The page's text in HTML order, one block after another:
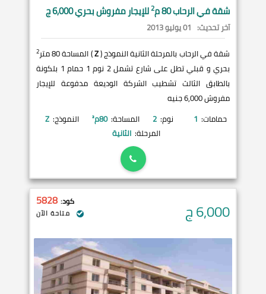
شقة فيالرحاب80 م 2للإيجار مفروش بحري 6,000 ج
آخر تحديث: 01 يوليو 2013
شقة في الرحاب بالمرحلة الثانية النموذج (Z) المساحة 80 متر 2
بحري و قبلي تطل على شارع تشمل 2 نوم 1 حمام 1 بلكونة
بالطابق الثالث تشطيب الشركة الوديعة مدفوعة للإيجار
مفروش 6,000 جنيه
حمامات: 1 نوم: 2 المساحة: 80م² النموذج: Z
المرحلة: الثانية
6,000ج كود: 5828
متاحة الآن